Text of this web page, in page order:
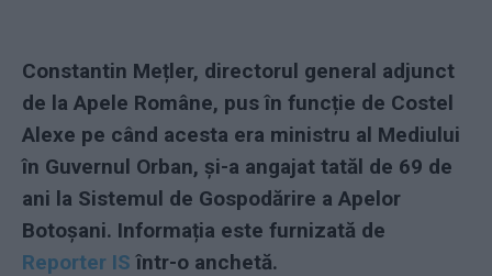
Constantin Mețler, directorul general adjunct
de la Apele Române, pus în funcție de Costel
Alexe pe când acesta era ministru al Mediului
în Guvernul Orban, și-a angajat tatăl de 69 de
ani la Sistemul de Gospodărire a Apelor
Botoșani. Informația este furnizată de
Reporter IS într-o anchetă.